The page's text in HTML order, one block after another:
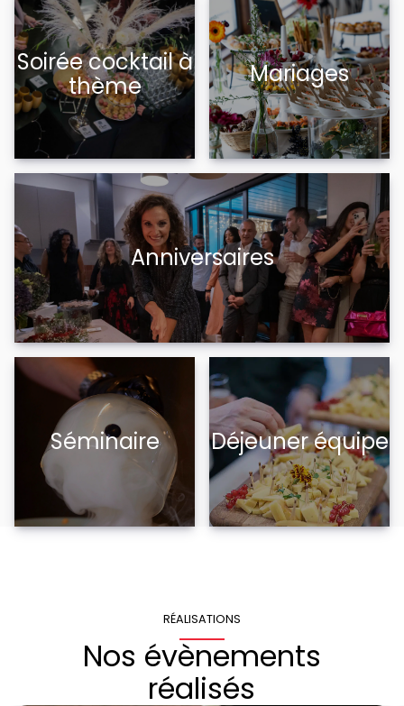
Soirée cocktail à
thème
Mariages
Anniversaires
Séminaire Déjeuner équipe
RÉALISATIONS
Nos évènements
réalisés